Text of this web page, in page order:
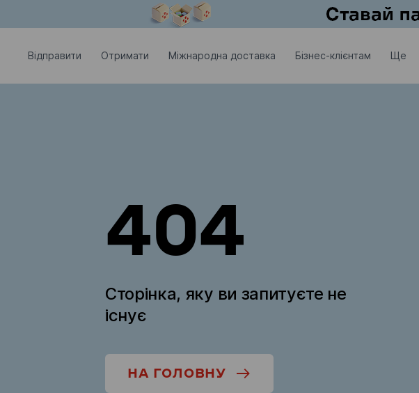
Відправити Отримати Міжнародна доставка Бізнес-клієнтам Ще
404
Сторінка, яку ви запитуєте не
існує
НА ГОЛОВНУ